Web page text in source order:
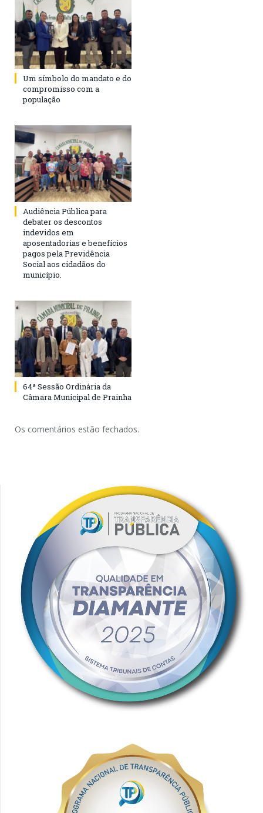
Um símbolo do mandato e do
compromisso com a
população
Audiência Pública para
debater os descontos
indevidos em
aposentadorias e benefícios
pagos pela Previdência
Social aos cidadãos do
município.
64ª Sessão Ordinária da
Câmara Municipal de Prainha
Os comentários estão fechados.